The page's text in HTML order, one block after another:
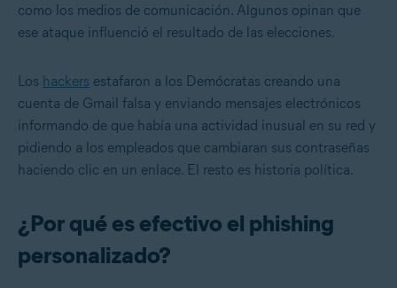
como los medios de comunicación. Algunos opinan que
ese ataque influenció el resultado de las elecciones.
Los hackers estafaron a los Demócratas creando una
cuenta de Gmail falsa y enviando mensajes electrónicos
informando de que había una actividad inusual en su red y
pidiendo a los empleados que cambiaran sus contraseñas
haciendo clic en un enlace. El resto es historia política.
¿Por qué es efectivo el phishing
personalizado?